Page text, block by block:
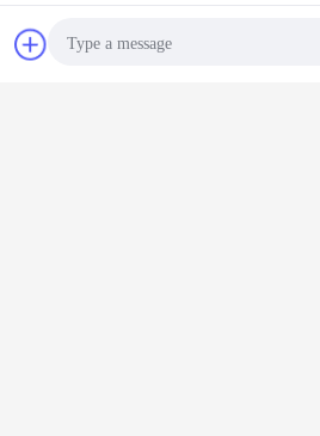
vinyle réfléchi de catégorie d'ingénierie
Contact